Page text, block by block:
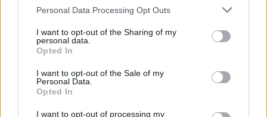
Personal Data Processing Opt Outs
I want to opt-out of the Sharing of my
personal data.
Opted In
I want to opt-out of the Sale of my
Personal Data.
Opted In
I want to opt-out of processing my
Reakce na příspěvek
Přihlásit se a odpovědět